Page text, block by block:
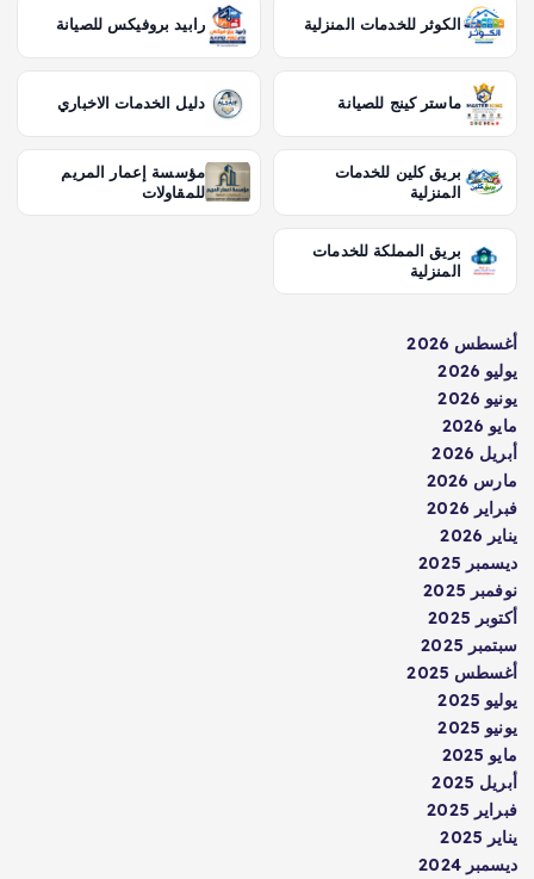
الكوثر للخدمات المنزلية رابيد بروفيكس للصيانة
ماستر كينج للصيانة دليل الخدمات الاخباري
بريق كلين للخدمات
المنزلية
مؤسسة إعمار المريم
للمقاولات
بريق المملكة للخدمات
المنزلية
أغسطس 2026
يوليو 2026
يونيو 2026
مايو 2026
أبريل 2026
مارس 2026
فبراير 2026
يناير 2026
ديسمبر 2025
نوفمبر 2025
أكتوبر 2025
سبتمبر 2025
أغسطس 2025
يوليو 2025
يونيو 2025
مايو 2025
أبريل 2025
فبراير 2025
يناير 2025
ديسمبر 2024